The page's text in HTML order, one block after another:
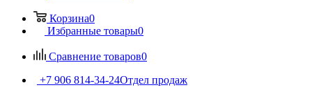
Корзина0
Избранные товары0
Сравнение товаров0
+7 906 814-34-24Отдел продаж